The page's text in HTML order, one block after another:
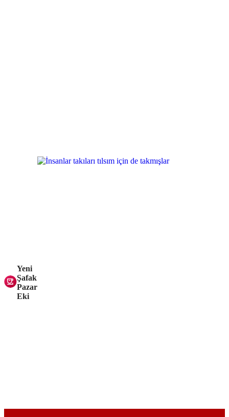
Yeni
Şafak
Pazar
Eki